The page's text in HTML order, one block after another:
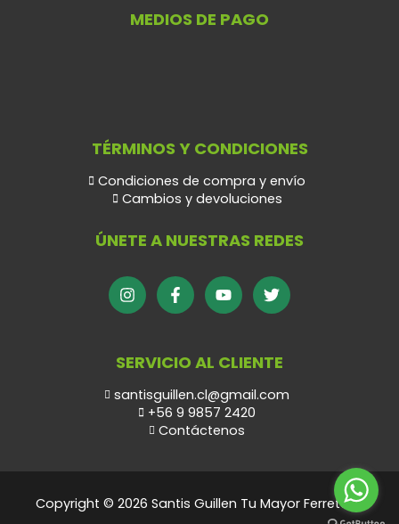
MEDIOS DE PAGO
TÉRMINOS Y CONDICIONES
Condiciones de compra y envío
Cambios y devoluciones
ÚNETE A NUESTRAS REDES
SERVICIO AL CLIENTE
santisguillen.cl@gmail.com
+56 9 9857 2420
Contáctenos
Copyright © 2026 Santis Guillen Tu Mayor Ferretero.